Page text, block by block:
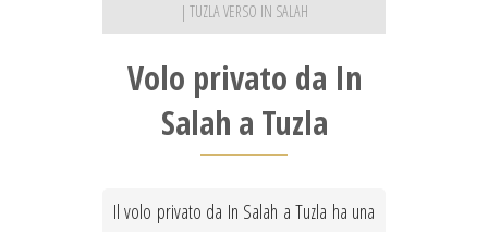
| TUZLA VERSO IN SALAH
Volo privato da In
Salah a Tuzla
Il volo privato da In Salah a Tuzla ha una